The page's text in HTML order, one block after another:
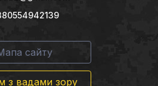
сайту
з вадами зору